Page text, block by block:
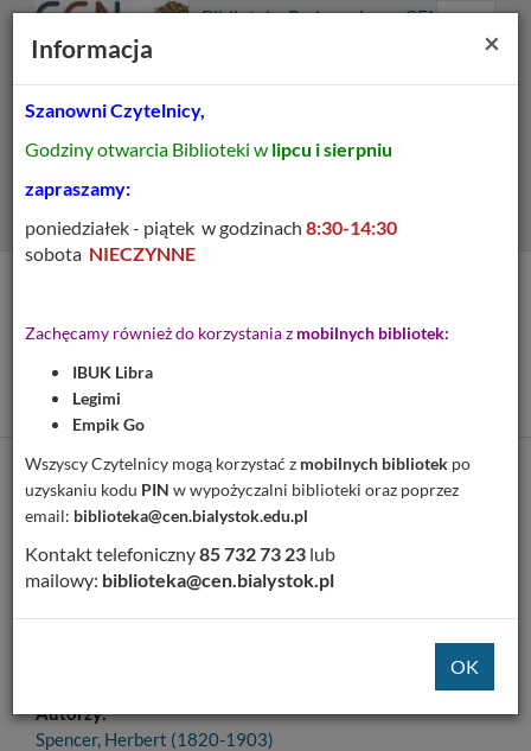
główne
główna
Prolib
główna
Biblioteka Pedagogiczna CEN
Menu
umysłowym, moralnym i
fizycznym
Cytuj
Dodaj na Twoją półkę
Szczegóły MARC 21
Autorzy:
Spencer, Herbert (1820-1903)
×
Informacja
Szanowni Czytelnicy,
Godziny otwarcia Biblioteki w lipcu i sierpniu
zapraszamy:
poniedziałek - piątek w godzinach 8:30-14:30
sobota NIECZYNNE
Zachęcamy również do korzystania z mobilnych bibliotek:
IBUK Libra
Legimi
Empik Go
Wszyscy Czytelnicy mogą korzystać z mobilnych bibliotek po
uzyskaniu kodu PIN w wypożyczalni biblioteki oraz poprzez
email: biblioteka@cen.bialystok.edu.pl
Kontakt telefoniczny85 732 73 23 lub
mailowy: biblioteka@cen.bialystok.pl